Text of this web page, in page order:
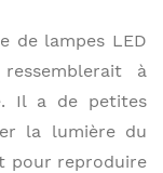
de lampes LED
à
Il a de petites
la lumière du
pour reproduire